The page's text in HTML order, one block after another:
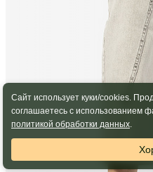
Сайт использует куки/cookies.
соглашаетесь с использованием
политикой обработки данных.